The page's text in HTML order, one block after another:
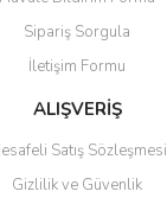
bulunuyor.
daha pahalı.
alternatifler olmalı.
Sipariş Sorgula
İletişim Formu
ALIŞVERİŞ
Satış Sözleşmesi
Gizlilik ve Güvenlik